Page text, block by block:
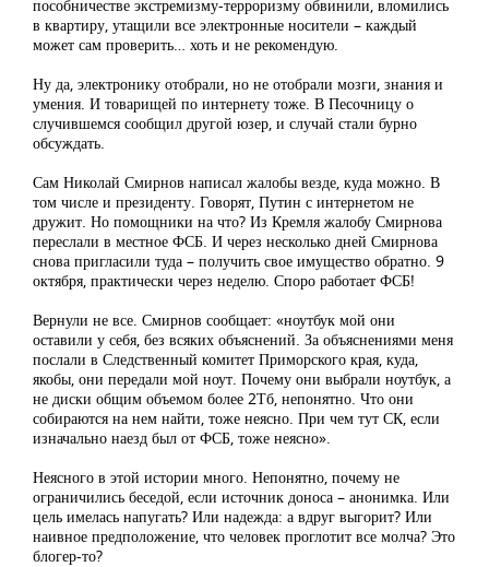
пособничестве экстремизму-терроризму обвинили, вломились
в квартиру, утащили все электронные носители – каждый
может сам проверить… хоть и не рекомендую.
Ну да, электронику отобрали, но не отобрали мозги, знания и
умения. И товарищей по интернету тоже. В Песочницу о
случившемся сообщил другой юзер, и случай стали бурно
обсуждать.
Сам Николай Смирнов написал жалобы везде, куда можно. В
том числе и президенту. Говорят, Путин с интернетом не
дружит. Но помощники на что? Из Кремля жалобу Смирнова
переслали в местное ФСБ. И через несколько дней Смирнова
снова пригласили туда – получить свое имущество обратно. 9
октября, практически через неделю. Споро работает ФСБ!
Вернули не все. Смирнов сообщает: «ноутбук мой они
оставили у себя, без всяких объяснений. За объяснениями меня
послали в Следственный комитет Приморского края, куда,
якобы, они передали мой ноут. Почему они выбрали ноутбук, а
не диски общим объемом более 2Тб, непонятно. Что они
собираются на нем найти, тоже неясно. При чем тут СК, если
изначально наезд был от ФСБ, тоже неясно».
Неясного в этой истории много. Непонятно, почему не
ограничились беседой, если источник доноса – анонимка. Или
цель имелась напугать? Или надежда: а вдруг выгорит? Или
наивное предположение, что человек проглотит все молча? Это
блогер-то?